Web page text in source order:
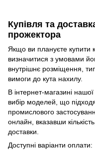
Купівля та
прожектора
Якщо ви плануєте купити
визначитися з умовами
внутрішнє розміщення,
вимоги до кута нахилу.
В інтернет-магазині
вибір моделей, що
промислового
онлайн, вказавши
доставки.
Доступні варіанти оплати: